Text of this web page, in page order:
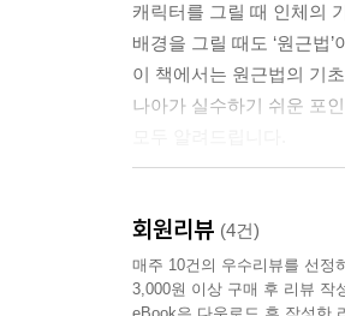
캐릭터를 그릴 때 인체의
배경을 그릴 때도 ‘원근법
이 책에서는 원근법의 기
나아가 실수하기 쉬운 포
배경과 원근법의 기본에서
과정을 따라하면 마스터
회원리뷰 (4건)
매주 10건의 우수리뷰를 선정
3,000원 이상 구매 후 리뷰 작